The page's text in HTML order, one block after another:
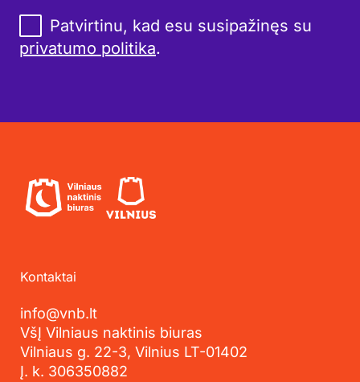
Patvirtinu, kad esu susipažinęs su
privatumo politika.
Kontaktai
info@vnb.lt
VšĮ Vilniaus naktinis biuras
Vilniaus g. 22-3, Vilnius LT-01402
Į. k. 306350882